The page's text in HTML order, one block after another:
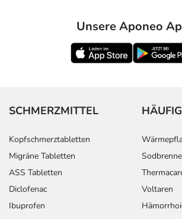
Unsere Aponeo
SCHMERZMITTEL
Kopfschmerztabletten
Migräne Tabletten
ASS Tabletten
Diclofenac
Ibuprofen
Voltaren